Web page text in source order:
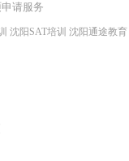
请服务
沈阳SAT培训 沈阳通途教育